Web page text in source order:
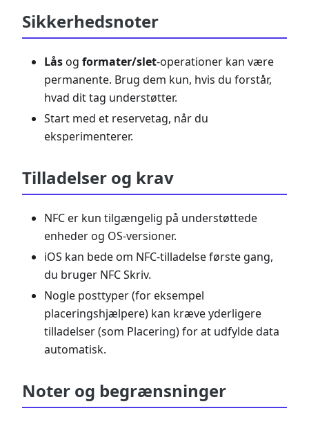
Sikkerhedsnoter
Låsog formater/slet-operationer kan være
permanente. Brug dem kun, hvis du forstår,
hvad dit tag understøtter.
Start med et reservetag, når du
eksperimenterer.
Tilladelser og krav
NFC er kun tilgængelig på understøttede
enheder og OS-versioner.
iOS kan bede om NFC-tilladelse første gang,
du bruger NFC Skriv.
Nogle posttyper (for eksempel
placeringshjælpere) kan kræve yderligere
tilladelser (som Placering) for at udfylde data
automatisk.
Noter og begrænsninger